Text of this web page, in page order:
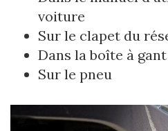
voiture
Sur le clapet du
Dans la boîte à gant
Sur le pneu